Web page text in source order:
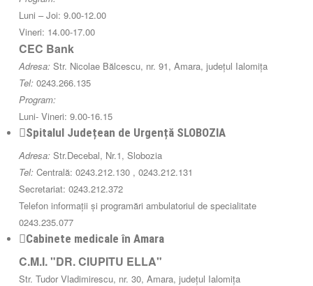
Luni – Joi: 9.00-12.00
Vineri: 14.00-17.00
CEC Bank
Adresa: Str. Nicolae Bălcescu, nr. 91, Amara, județul Ialomița
Tel: 0243.266.135
Program:
Luni- Vineri: 9.00-16.15
Spitalul Județean de Urgență SLOBOZIA
Adresa: Str.Decebal, Nr.1, Slobozia
Tel: Centrală: 0243.212.130 , 0243.212.131
Secretariat: 0243.212.372
Telefon informații și programări ambulatoriul de specialitate
0243.235.077
Cabinete medicale în Amara
C.M.I. "DR. CIUPITU ELLA"
Str. Tudor Vladimirescu, nr. 30, Amara, județul Ialomița